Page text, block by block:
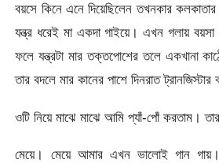
বয়সে কিনে এনে দিয়েছিলেন তখনকার
যন্ত্র ধরেই মা একদা গাইয়ে। এখন গলায়
ফলে যন্ত্রটা মার তক্তপোশের তলে একখানা
তার বদলে মার কানের পাশে দিনরাত ট্রানজিস্টার
ওটি নিয়ে মাঝে মাঝে আমি প্যাঁ-পোঁ করতাম।
মেয়ে। মেয়ে আমার এখন ভালোই গান